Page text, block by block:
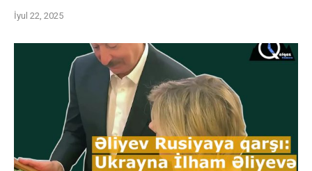
İyul 22, 2025